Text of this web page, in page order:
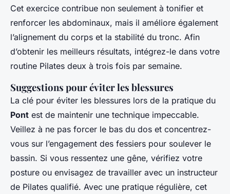
Cet exercice contribue non seulement à tonifier et
renforcer les abdominaux, mais il améliore également
l’alignement du corps et la stabilité du tronc. Afin
d’obtenir les meilleurs résultats, intégrez-le dans votre
routine Pilates deux à trois fois par semaine.
Suggestions pour éviter les blessures
La clé pour éviter les blessures lors de la pratique du
Pont est de maintenir une technique impeccable.
Veillez à ne pas forcer le bas du dos et concentrez-
vous sur l’engagement des fessiers pour soulever le
bassin. Si vous ressentez une gêne, vérifiez votre
posture ou envisagez de travailler avec un instructeur
de Pilates qualifié. Avec une pratique régulière, cet